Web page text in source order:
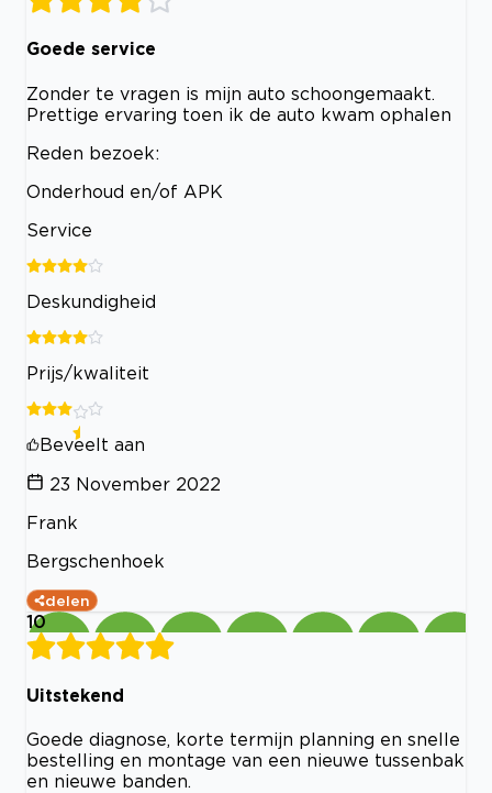
Goede service
Zonder te vragen is mijn auto schoongemaakt.
Prettige ervaring toen ik de auto kwam ophalen
Reden bezoek:
Onderhoud en/of APK
Service
Deskundigheid
Prijs/kwaliteit
Beveelt aan
23 November 2022
Frank
Bergschenhoek
delen
10
Uitstekend
Goede diagnose, korte termijn planning en snelle
bestelling en montage van een nieuwe tussenbak
en nieuwe banden.